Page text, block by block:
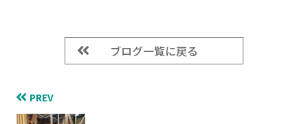
ブログ一覧に戻る
PREV